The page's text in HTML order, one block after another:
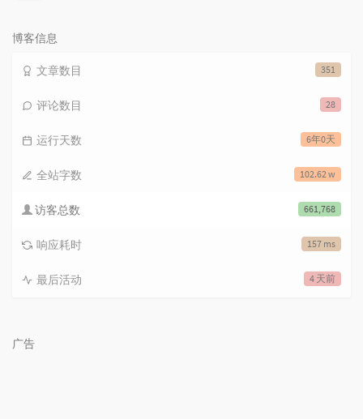
博客信息
351
文章数目
28
评论数目
6年0天
运行天数
102.62 w
全站字数
661,768
访客总数
157 ms
响应耗时
4 天前
最后活动
广告